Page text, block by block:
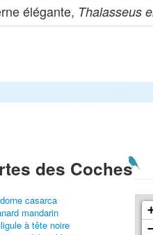
élégante, Thalasseus
des Coches
casarca
mandarin
à tête noire